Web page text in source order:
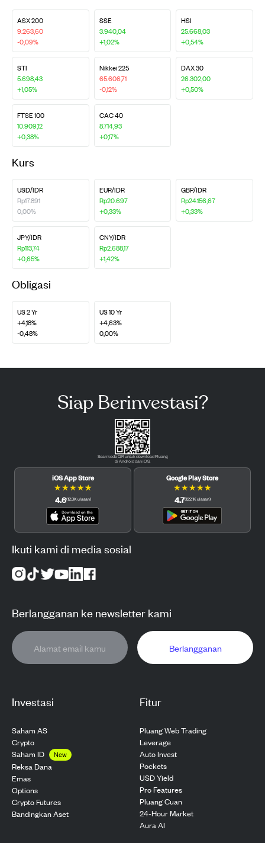
ASX 200
9.263,60
-0,09%
SSE
3.940,04
+1,02%
HSI
25.668,03
+0,54%
STI
5.698,43
+1,05%
Nikkei 225
65.606,71
-0,12%
DAX 30
26.302,00
+0,50%
FTSE 100
10.909,12
+0,38%
CAC 40
8.714,93
+0,17%
Kurs
USD/IDR
Rp17.891
0,00%
EUR/IDR
Rp20.697
+0,33%
GBP/IDR
Rp24.156,67
+0,33%
JPY/IDR
Rp113,74
+0,65%
CNY/IDR
Rp2.688,17
+1,42%
Obligasi
US 2 Yr
+4,18%
-0,48%
US 10 Yr
+4,63%
0,00%
Investasi
Saham AS
Crypto
Saham ID
New
Reksa Dana
Emas
Options
Crypto Futures
Bandingkan Aset
Fitur
Pluang Web Trading
Leverage
Auto Invest
Pockets
USD Yield
Pro Features
Pluang Cuan
24-Hour Market
Aura AI
Siap Berinvestasi?
Scan kode QR untuk download Pluang
di Android dan iOS.
iOS App Store
★★★★★
4.6(12.3K ulasan)
Google Play Store
★★★★★
4.7(122.1K ulasan)
Ikuti kami di media sosial
Berlangganan ke newsletter kami
Berlangganan